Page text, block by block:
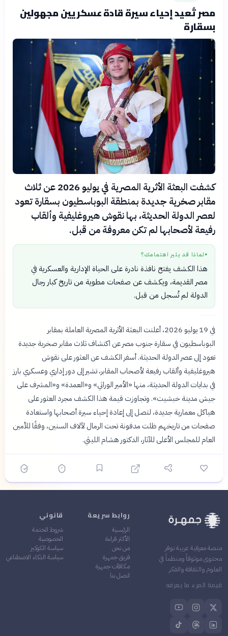
مصر تُعيد إحياء سيرة قادة عسكريين مجهولين
بسقارة
كشفت البعثة الأثرية المصرية في يوليو 2026 عن ثلاث
مقابر صخرية جديدة بمنطقة البوباسطيون بسقارة تعود
لعصر الدولة الحديثة، بها نقوش هيروغليفية وألقاب
رفيعة لأصحابها لم تكن معروفة من قبل.
● لماذا قد يثير اهتمامك؟
هذا الكشف يفتح نافذة نادرة على الحياة الإدارية والعسكرية في
مصر القديمة، ويكشف عن صفحات مطوية من تاريخ كبار رجال
الدولة لم تُسجل من قبل.
في 19 يوليو 2026، أعلنت البعثة الأثرية المصرية العاملة بمقابر
البوباسطيون في سقارة جنوب مصر عن اكتشاف ثلاث مقابر صخرية جديدة
تعود إلى عصر الدولة الحديثة. أسفر الكشف عن العثور على نقوش
هيروغليفية وألقاب رفيعة لأصحاب المقابر، تشير إلى دور إداري وعسكري بارز
في بدايات الدولة الحديثة، منها «الأمير الوراثي» و«العمدة» و«المشرف على
جيش مدينة خبشيت». وتجاوزت قيمة هذا الكشف مجرد العثور على
هياكل معمارية جديدة، لتصل إلى إعادة إحياء سيرة أصحابها واستعادة
صفحات من تاريخهم ظلت مدفونة تحت الرمال لآلاف السنين، وفقًا للأمين
العام للمجلس الأعلى للآثار، الدكتور هشام الليثي.
منصة معرفية عربية توفر
محتوى موثوقاً ومنظماً في
العلوم والثقافة والفكر
قيمة المرء ما يعرفه
روابط سريعة
الرئيسية
الأكثر قراءة
من نحن
فريق جمهرة
مكافآت جمهرة
اتصل بنا
قانوني
شروط الخدمة
الخصوصية
سياسة الكوكيز
سياسة الذكاء الاصطناعي